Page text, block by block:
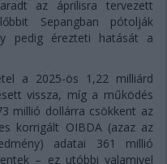
az áprilisra tervezett
Sepangban pótolják
pedig érezteti hatását a
a 2025-ös 1,22 milliárd
vissza, míg a működés
millió dollárra csökkent az
korrigált OIBDA (azaz az
adatai 361 millió
– ez utóbbi valamivel